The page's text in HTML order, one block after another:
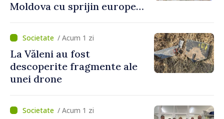
Moldova cu sprijin european
agriculturii durabile
/ Acum 1 zi
La Văleni au fost
descoperite fragmente ale
unei drone
/ Acum 1 zi